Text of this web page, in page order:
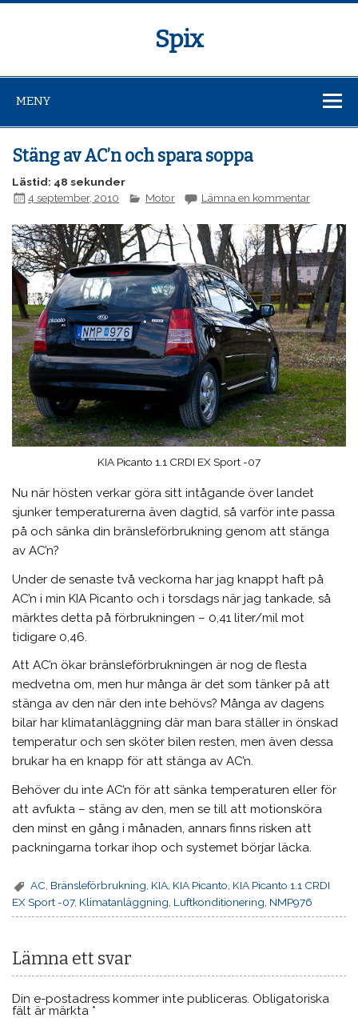
Spix
MENY
Stäng av AC’n och spara soppa
Lästid: 48 sekunder
4 september, 2010
Motor Lämna en kommentar
KIA Picanto 1.1 CRDI EX Sport -07
Nu när hösten verkar göra sitt intågande över landet
sjunker temperaturerna även dagtid, så varför inte passa
på och sänka din bränsleförbrukning genom att stänga
av AC’n?
Under de senaste två veckorna har jag knappt haft på
AC’n i min KIA Picanto och i torsdags när jag tankade, så
märktes detta på förbrukningen – 0,41 liter/mil mot
tidigare 0,46.
Att AC’n ökar bränsleförbrukningen är nog de flesta
medvetna om, men hur många är det som tänker på att
stänga av den när den inte behövs? Många av dagens
bilar har klimatanläggning där man bara ställer in önskad
temperatur och sen sköter bilen resten, men även dessa
brukar ha en knapp för att stänga av AC’n.
Behöver du inte AC’n för att sänka temperaturen eller för
att avfukta – stäng av den, men se till att motionsköra
den minst en gång i månaden, annars finns risken att
packningarna torkar ihop och systemet börjar läcka.
AC Bränsleförbrukning KIA KIA Picanto KIA Picanto 1.1 CRDI
EX Sport -07, Klimatanläggning Luftkonditionering NMP976
Lämna ett svar
Din e-postadress kommer inte publiceras. Obligatoriska
fält är märkta *